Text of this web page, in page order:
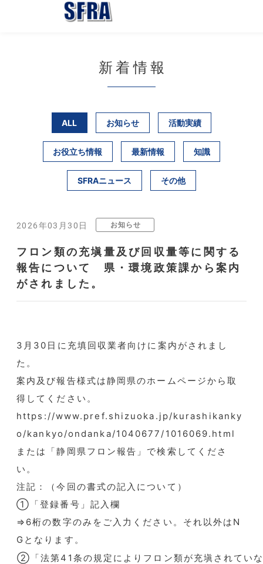
新着情報
ALL お知らせ 活動実績
お役立ち情報 最新情報 知識
SFRAニュース その他
2026年03月30日 お知らせ
フロン類の充塡量及び回収量等に関する
報告について 県・環境政策課から案内
がされました。
3月30日に充填回収業者向けに案内がされまし
た。
案内及び報告様式は静岡県のホームページから取
得してください。
https://www.pref.shizuoka.jp/kurashikanky
o/kankyo/ondanka/1040677/1016069.html
または「静岡県フロン報告」で検索してくださ
い。
注記：（今回の書式の記入について）
①「登録番号」記入欄
⇒6桁の数字のみをご入力ください。それ以外はN
Gとなります。
②「法第41条の規定によりフロン類が充塡されてい